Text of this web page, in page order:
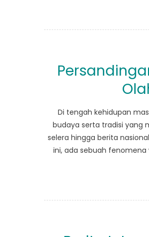
Di tengah kehidupan
budaya serta tradisi yang
selera hingga berita
ini, ada sebuah